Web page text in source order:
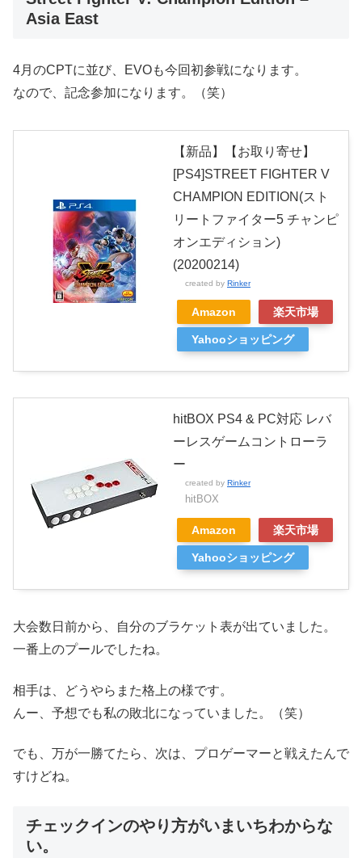
Asia East
4月のCPTに並び、EVOも今回初参戦になります。
なので、記念参加になります。（笑）
【新品】【お取り寄せ】
[PS4]STREET FIGHTER V
CHAMPION EDITION(スト
リートファイター5 チャンピ
オンエディション)
(20200214)
created by Rinker
Amazon 楽天市場
Yahooショッピング
hitBOX PS4 & PC対応 レバ
ーレスゲームコントローラ
ー
created by Rinker
hitBOX
Amazon 楽天市場
Yahooショッピング
大会数日前から、自分のブラケット表が出ていました。
一番上のプールでしたね。
相手は、どうやらまた格上の様です。
んー、予想でも私の敗北になっていました。（笑）
でも、万が一勝てたら、次は、プロゲーマーと戦えたんで
すけどね。
チェックインのやり方がいまいちわからな
い。